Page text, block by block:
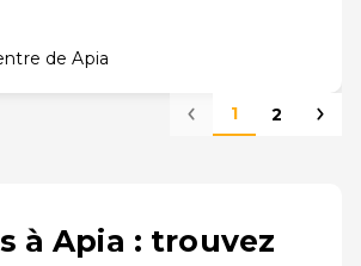
de Apia
1 2
à Apia : trouvez